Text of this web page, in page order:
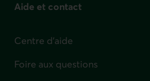
Aide et contact
Centre d'aide
Foire aux questions